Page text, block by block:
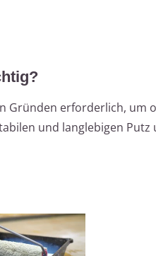
Gründen erforderlich, um
und langlebigen